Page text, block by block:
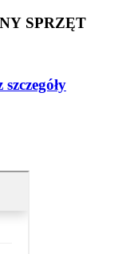
SPRZĘT